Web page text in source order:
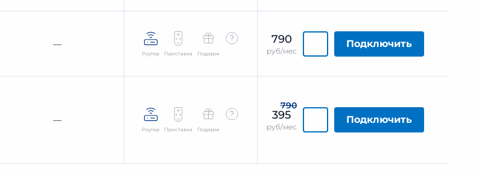
—
Роутер Приставка Подарок
790
руб/мес
Подключить
—
Роутер Приставка Подарок
790
395
руб/мес
Подключить